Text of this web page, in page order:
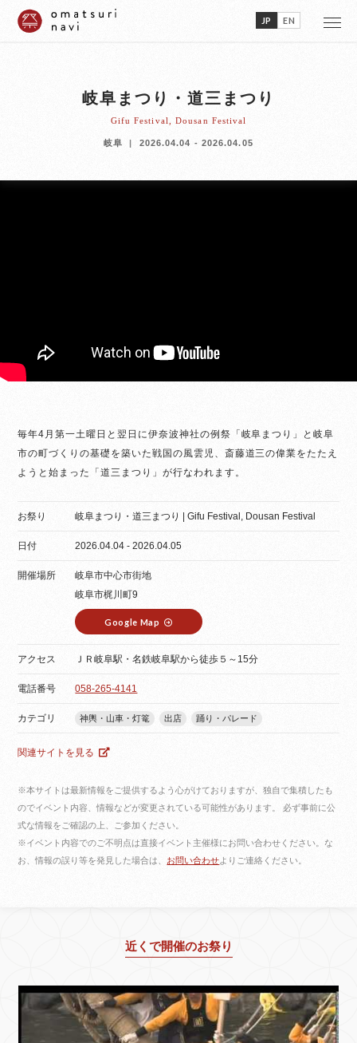
JP EN
岐阜まつり・道三まつり
Gifu Festival, Dousan Festival
岐阜 2026.04.04 - 2026.04.05
毎年4月第一土曜日と翌日に伊奈波神社の例祭「岐阜まつり」と岐阜
市の町づくりの基礎を築いた戦国の風雲児、斎藤道三の偉業をたたえ
ようと始まった「道三まつり」が行なわれます。
お祭り 岐阜まつり・道三まつり | Gifu Festival, Dousan Festival
日付 2026.04.04 - 2026.04.05
開催場所
岐阜市中心市街地
岐阜市梶川町9
Google Map
アクセス ＪＲ岐阜駅・名鉄岐阜駅から徒歩５～15分
電話番号 058-265-4141
カテゴリ 神輿・山車・灯篭 出店 踊り・パレード
関連サイトを見る
※本サイトは最新情報をご提供するよう心がけておりますが、独自で集積したも
のでイベント内容、情報などが変更されている可能性があります。 必ず事前に公
式な情報をご確認の上、ご参加ください。
※イベント内容でのご不明点は直接イベント主催様にお問い合わせください。な
お、情報の誤り等を発見した場合は、 お問い合わせよりご連絡ください。
近くで開催のお祭り